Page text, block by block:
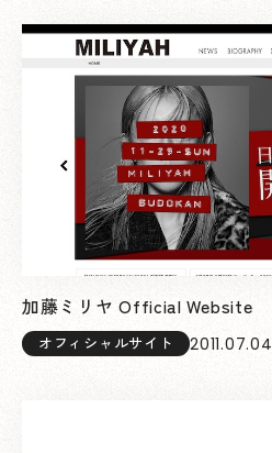
加藤ミリヤ Official Website
オフィシャルサイト 2011.07.04